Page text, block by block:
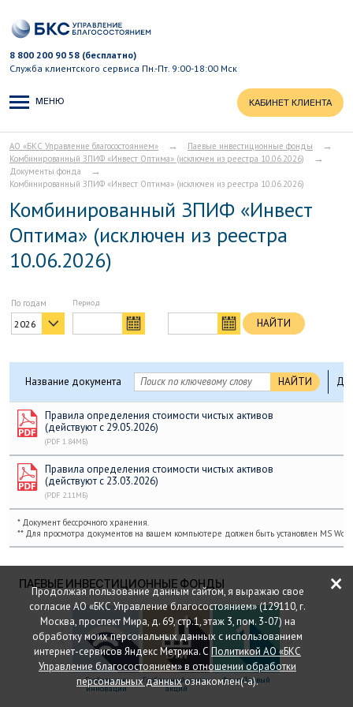
Продолжая пользование данным сайтом, я выражаю свое
согласие АО «БКС Управление благосостоянием» (129110, г.
Москва, проспект Мира, д. 69, стр.1, этаж 3, пом. 3-07) на
обработку моих персональных данных с использованием
интернет-сервисов Яндекс Метрика. С Политикой АО «БКС
Управление благосостоянием» в отношении обработки
персональных данныхознакомлен(-а).
×
8 800 200 90 58 (бесплатно)
Служба клиентского сервиса Пн.-Пт. 9:00-18:00 Мск
КАБИНЕТ КЛИЕНТА
МЕНЮ
АО «БКС Управление благосостоянием» → Паевые инвестиционные фонды →
Комбинированный ЗПИФ «Инвест Оптима» (исключен из реестра 10.06.2026) →
Документы фонда →
Комбинированный ЗПИФ «Инвест Оптима» (исключен из реестра 10.06.2026)
Комбинированный ЗПИФ «Инвест
Оптима» (исключен из реестра
10.06.2026)
По годам
2026 НАЙТИ
Название документа НАЙТИ
Правила определения стоимости чистых активов
(действуют с 29.05.2026)
(PDF 1.84МБ)
Правила определения стоимости чистых активов
(действуют с 23.03.2026)
(PDF 2.11МБ)
* Документ бессрочного хранения.
** Для просмотра документов на вашем компьютере должен быть установлен MS
ПАЕВЫЕ ИНВЕСТИЦИОННЫЕ ФОНДЫ
Глобальные
инновации
Глобальный рынок
акций
Фонд Первый